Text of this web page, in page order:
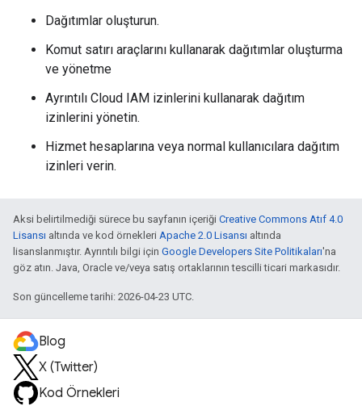
Dağıtımlar oluşturun.
Komut satırı araçlarını kullanarak dağıtımlar oluşturma
ve yönetme
Ayrıntılı Cloud IAM izinlerini kullanarak dağıtım
izinlerini yönetin.
Hizmet hesaplarına veya normal kullanıcılara dağıtım
izinleri verin.
Aksi belirtilmediği sürece bu sayfanın içeriği Creative Commons Atıf 4.0
Lisansı altında ve kod örnekleri Apache 2.0 Lisansı altında
lisanslanmıştır. Ayrıntılı bilgi için Google Developers Site Politikaları'na
göz atın. Java, Oracle ve/veya satış ortaklarının tescilli ticari markasıdır.
Son güncelleme tarihi: 2026-04-23 UTC.
Blog
X (Twitter)
Kod Örnekleri